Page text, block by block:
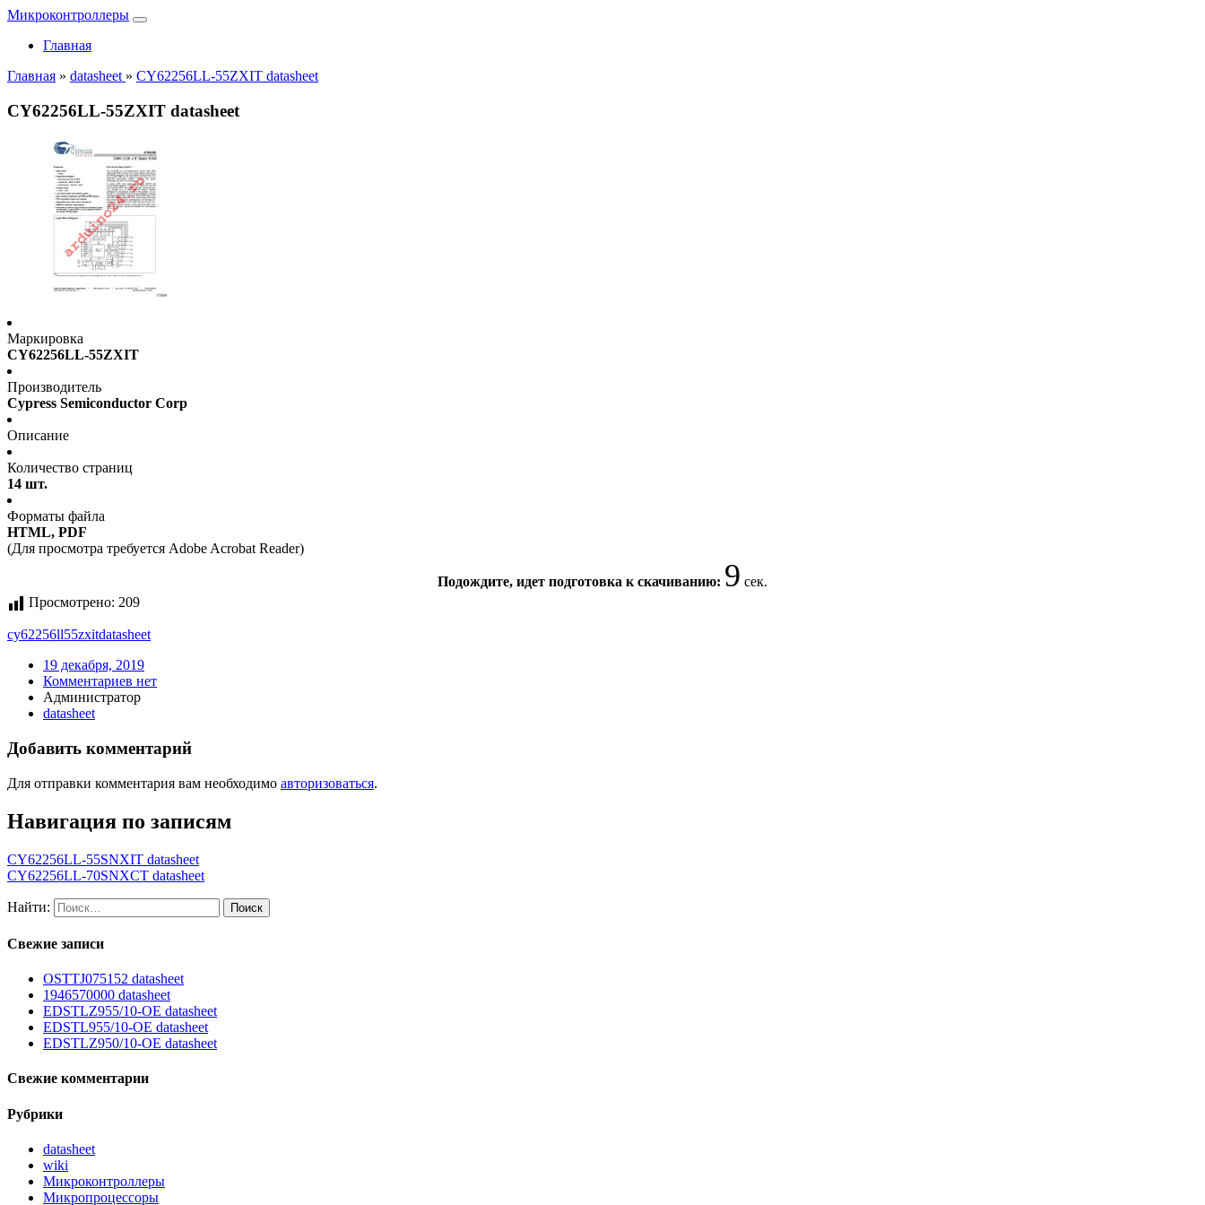
Микроконтроллеры
Главная
Главная » datasheet » CY62256LL-55ZXIT datasheet
CY62256LL-55ZXIT datasheet
Маркировка
CY62256LL-55ZXIT
Производитель
Cypress Semiconductor Corp
Описание
Количество страниц
14 шт.
Форматы файла
HTML, PDF
(Для просмотра требуется Adobe Acrobat Reader)
Подождите, идет подготовка к скачиванию: 9 сек.
Просмотрено: 209
cy62256ll55zxitdatasheet
19 декабря, 2019
Комментариев нет
Администратор
datasheet
Добавить комментарий
Для отправки комментария вам необходимо авторизоваться.
Навигация по записям
CY62256LL-55SNXIT datasheet
CY62256LL-70SNXCT datasheet
Найти:
Свежие записи
OSTTJ075152 datasheet
1946570000 datasheet
EDSTLZ955/10-OE datasheet
EDSTL955/10-OE datasheet
EDSTLZ950/10-OE datasheet
Свежие комментарии
Рубрики
datasheet
wiki
Микроконтроллеры
Микропроцессоры